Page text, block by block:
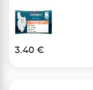
3.40 €